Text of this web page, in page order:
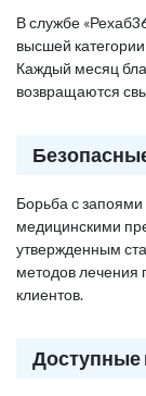
В службе
высшей
Каждый месяц
возвращаются
Борьба с
медицинскими
утвержденным
методов лечения
клиентов.
Доступные